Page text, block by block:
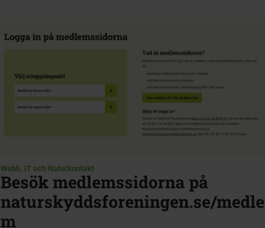
Webb, IT och Naturkontakt
Besök medlemssidorna på
naturskyddsforeningen.se/medle
m